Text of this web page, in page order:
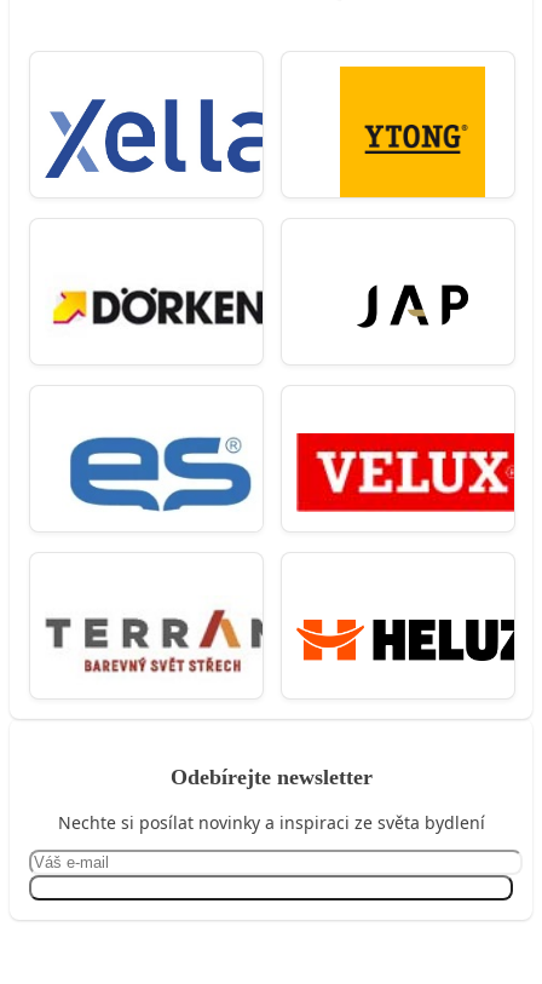
Odebírejte newsletter
Nechte si posílat novinky a inspiraci ze světa bydlení